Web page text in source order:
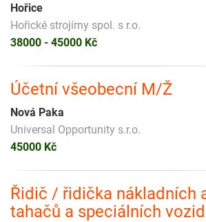
Hořice
Hořické strojírny spol. s r.o.
38000 - 45000 Kč
Účetní všeobecní M/Ž
Nová Paka
Universal Opportunity s.r.o.
45000 Kč
Řidič / řidička nákladních
tahačů a speciálních